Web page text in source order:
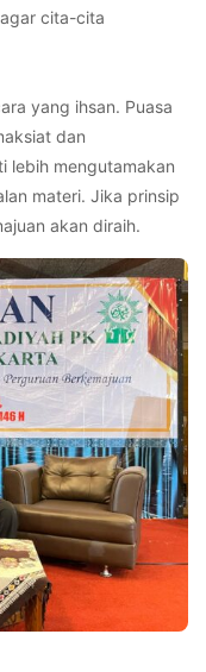
cita-cita
yang ihsan. Puasa
dan
lebih mengutamakan
materi. Jika prinsip
akan diraih.